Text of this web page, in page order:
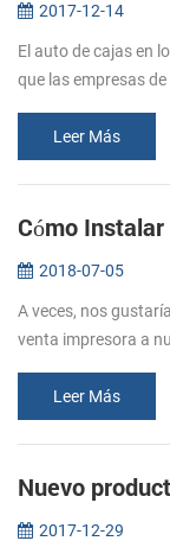
2017-12-14
El auto de cajas en
que las empresas
Reduc...Leer Más
2018-07-05
A veces, nos
venta impresora a
después de ...
Leer Más
2017-12-29